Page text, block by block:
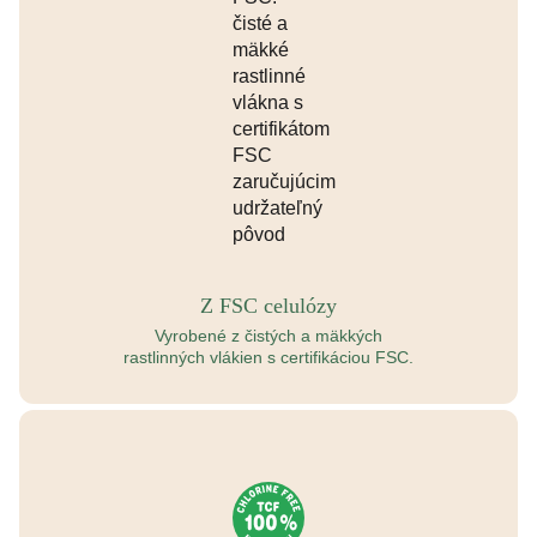
Z FSC celulózy
Vyrobené z čistých a mäkkých
rastlinných vlákien s certifikáciou FSC.